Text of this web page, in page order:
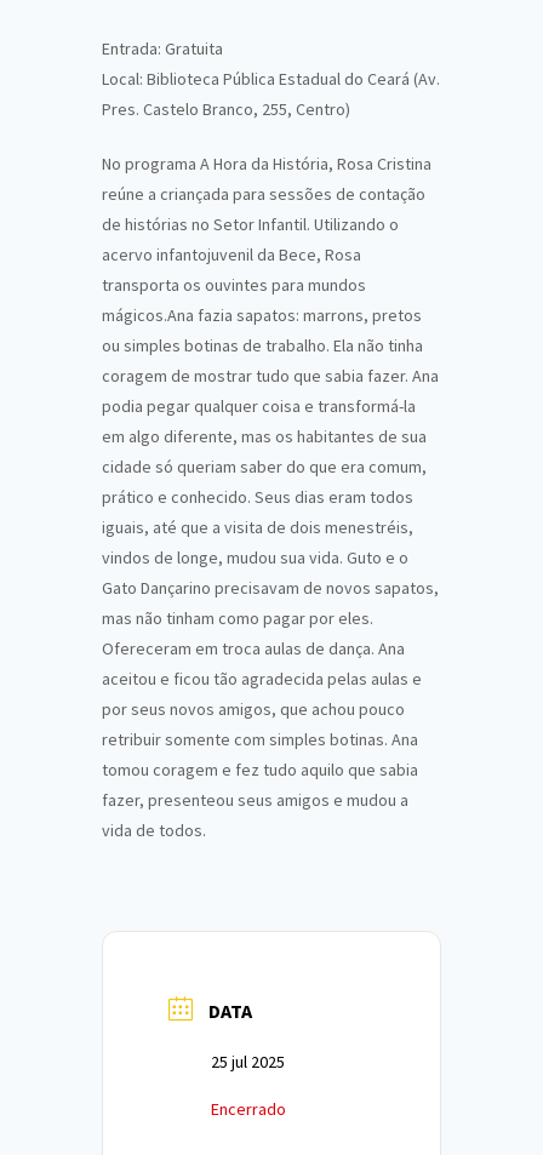
Entrada: Gratuita
Local: Biblioteca Pública Estadual do Ceará (Av.
Pres. Castelo Branco, 255, Centro)
No programa A Hora da História, Rosa Cristina
reúne a criançada para sessões de contação
de histórias no Setor Infantil. Utilizando o
acervo infantojuvenil da Bece, Rosa
transporta os ouvintes para mundos
mágicos.Ana fazia sapatos: marrons, pretos
ou simples boti­nas de trabalho. Ela não tinha
coragem de mostrar tudo que sabia fazer. Ana
podia pegar qualquer coisa e transformá-la
em algo diferente, mas os habitantes de sua
cidade só queriam saber do que era comum,
prático e conhecido. Seus dias eram todos
iguais, até que a visita de dois menestréis,
vindos de longe, mudou sua vida. Guto e o
Gato Dançarino precisavam de novos sapatos,
mas não tinham como pagar por eles.
Ofereceram em troca aulas de dança. Ana
aceitou e ficou tão agradecida pelas aulas e
por seus novos amigos, que achou pouco
retribuir somente com simples botinas. Ana
tomou coragem e fez tudo aquilo que sabia
fazer, presenteou seus amigos e mudou a
vida de todos.
DATA
25 jul 2025
Encerrado